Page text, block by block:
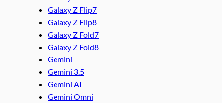
Galaxy Z Flip7
Galaxy Z Flip8
Galaxy Z Fold7
Galaxy Z Fold8
Gemini
Gemini 3.5
Gemini AI
Gemini Omni